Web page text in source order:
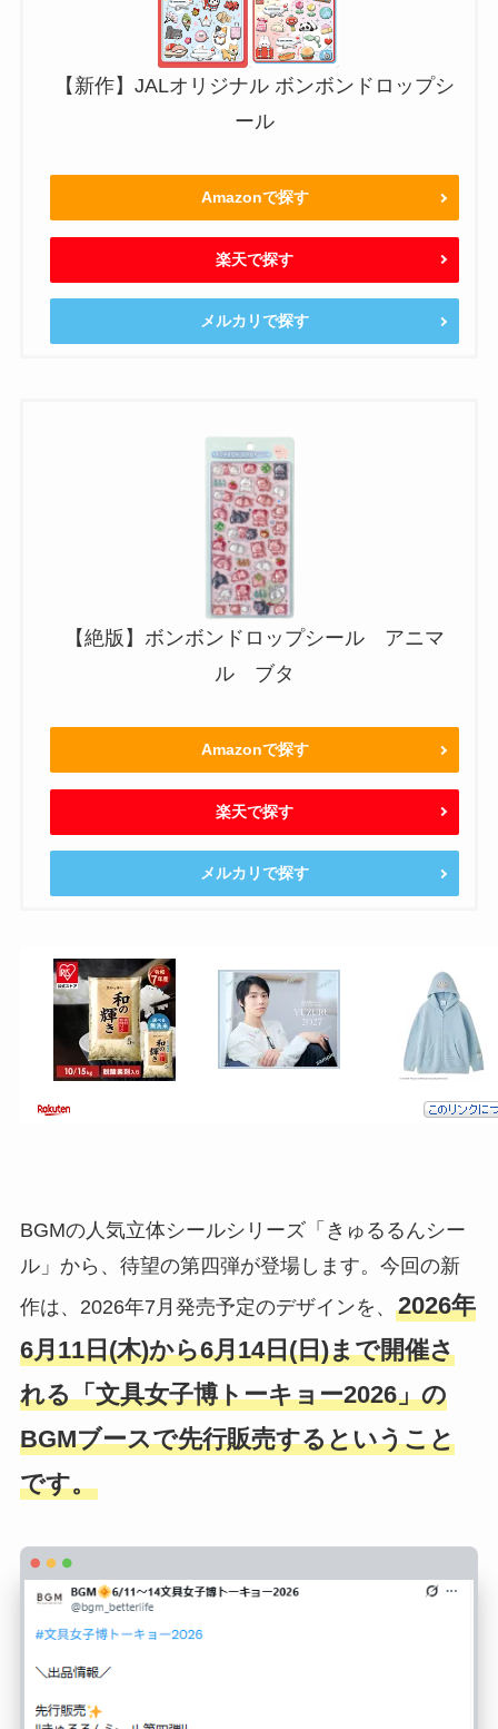
【新作】JALオリジナル ボンボンドロップシ
ール
Amazonで探す
楽天で探す
メルカリで探す
【絶版】ボンボンドロップシール アニマ
ル ブタ
Amazonで探す
楽天で探す
メルカリで探す
BGMの人気立体シールシリーズ「きゅるるんシー
ル」から、待望の第四弾が登場します。今回の新
作は、2026年7月発売予定のデザインを、 2026年
6月11日(木)から6月14日(日)まで開催さ
れる「文具女子博トーキョー2026」の
BGMブースで先行販売するということ
です。